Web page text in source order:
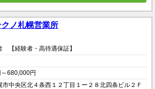
ノ札幌営業所
【経験者・高待遇保証】
680,000円
市中央区北４条西１２丁目１ー２８北四条ビル２Ｆ